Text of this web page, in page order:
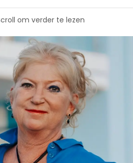
om verder te lezen